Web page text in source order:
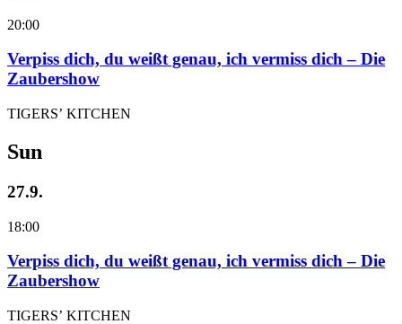
20:00
Verpiss dich, du weißt genau, ich vermiss dich – Die
Zaubershow
TIGERS’ KITCHEN
Sun
27.9.
18:00
Verpiss dich, du weißt genau, ich vermiss dich – Die
Zaubershow
TIGERS’ KITCHEN